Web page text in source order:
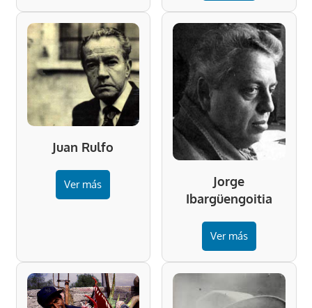
Juan Rulfo
Ver más
Jorge
Ibargüengoitia
Ver más